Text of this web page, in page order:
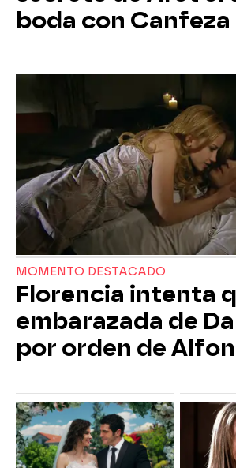
boda con Canfeza
MOMENTO DESTACADO
Florencia intenta
embarazada de
por orden de